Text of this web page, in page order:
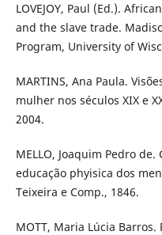
LOVEJOY, Paul (Ed.).
and the slave trade.
Program, University of
MARTINS, Ana Paula.
mulher nos séculos XIX e
2004.
MELLO, Joaquim Pedro
educação phyisica dos
Teixeira e Comp., 1846.
MOTT, Maria Lúcia